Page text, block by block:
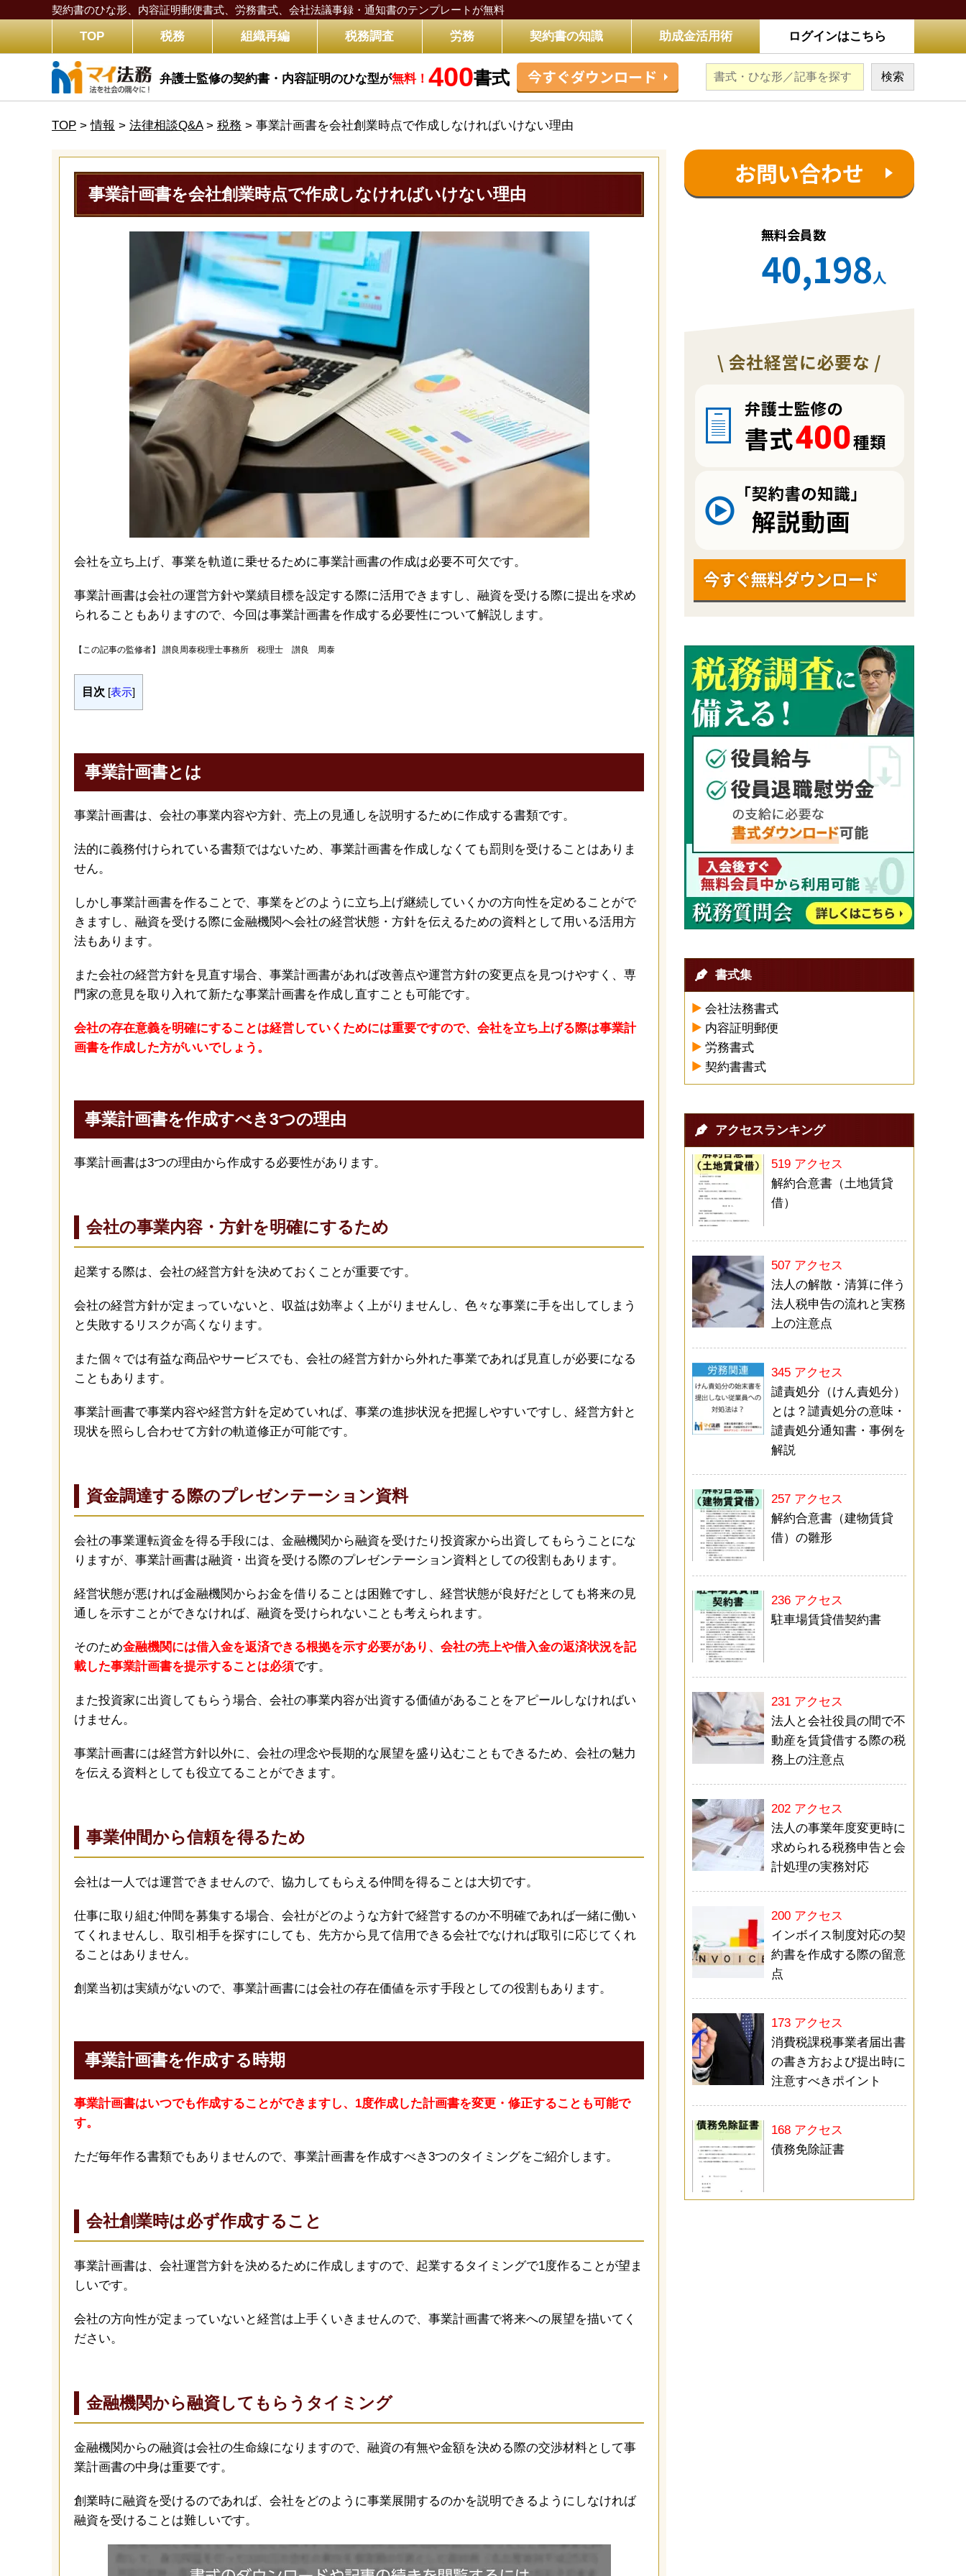
契約書のひな形、内容証明郵便書式、労務書式、 会社法議事録・通知書のテンプレートが無料
TOP 税務 組織再編 税務調査 労務 契約書の知識 助成金活用術 ログインはこちら
弁護士監修の契約書・内容証明のひな型が無料！ 400書式 今すぐダウンロード
TOP >情報 > 法律相談Q&A> 税務 > 事業計画書を会社創業時点で作成しなければいけない理由
事業計画書を会社創業時点で作成しなければいけない理由
会社を立ち上げ、事業を軌道に乗せるために事業計画書の作成は必要不可欠です。
事業計画書は会社の運営方針や業績目標を設定する際に活用できますし、融資を受ける際に提出を求め
られることもありますので、今回は事業計画書を作成する必要性について解説します。
【この記事の監修者】 讃良周泰税理士事務所 税理士 讃良 周泰
目次 [表示]
事業計画書とは
事業計画書は、会社の事業内容や方針、売上の見通しを説明するために作成する書類です。
法的に義務付けられている書類ではないため、事業計画書を作成しなくても罰則を受けることはありま
せん。
しかし事業計画書を作ることで、事業をどのように立ち上げ継続していくかの方向性を定めることがで
きますし、融資を受ける際に金融機関へ会社の経営状態・方針を伝えるための資料として用いる活用方
法もあります。
また会社の経営方針を見直す場合、事業計画書があれば改善点や運営方針の変更点を見つけやすく、専
門家の意見を取り入れて新たな事業計画書を作成し直すことも可能です。
会社の存在意義を明確にすることは経営していくためには重要ですので、会社を立ち上げる際は事業計
画書を作成した方がいいでしょう。
事業計画書を作成すべき3つの理由
事業計画書は3つの理由から作成する必要性があります。
会社の事業内容・方針を明確にするため
起業する際は、会社の経営方針を決めておくことが重要です。
会社の経営方針が定まっていないと、収益は効率よく上がりませんし、色々な事業に手を出してしまう
と失敗するリスクが高くなります。
また個々では有益な商品やサービスでも、会社の経営方針から外れた事業であれば見直しが必要になる
こともあります。
事業計画書で事業内容や経営方針を定めていれば、事業の進捗状況を把握しやすいですし、経営方針と
現状を照らし合わせて方針の軌道修正が可能です。
資金調達する際のプレゼンテーション資料
会社の事業運転資金を得る手段には、金融機関から融資を受けたり投資家から出資してもらうことにな
りますが、事業計画書は融資・出資を受ける際のプレゼンテーション資料としての役割もあります。
経営状態が悪ければ金融機関からお金を借りることは困難ですし、経営状態が良好だとしても将来の見
通しを示すことができなければ、融資を受けられないことも考えられます。
そのため金融機関には借入金を返済できる根拠を示す必要があり、会社の売上や借入金の返済状況を記
載した事業計画書を提示することは必須です。
また投資家に出資してもらう場合、会社の事業内容が出資する価値があることをアピールしなければい
けません。
事業計画書には経営方針以外に、会社の理念や長期的な展望を盛り込むこともできるため、会社の魅力
を伝える資料としても役立てることができます。
事業仲間から信頼を得るため
会社は一人では運営できませんので、協力してもらえる仲間を得ることは大切です。
仕事に取り組む仲間を募集する場合、会社がどのような方針で経営するのか不明確であれば一緒に働い
てくれませんし、取引相手を探すにしても、先方から見て信用できる会社でなければ取引に応じてくれ
ることはありません。
創業当初は実績がないので、事業計画書には会社の存在価値を示す手段としての役割もあります。
事業計画書を作成する時期
事業計画書はいつでも作成することができますし、1度作成した計画書を変更・修正することも可能で
す。
ただ毎年作る書類でもありませんので、事業計画書を作成すべき3つのタイミングをご紹介します。
会社創業時は必ず作成すること
事業計画書は、会社運営方針を決めるために作成しますので、起業するタイミングで1度作ることが望ま
しいです。
会社の方向性が定まっていないと経営は上手くいきませんので、事業計画書で将来への展望を描いてく
ださい。
金融機関から融資してもらうタイミング
金融機関からの融資は会社の生命線になりますので、融資の有無や金額を決める際の交渉材料として事
業計画書の中身は重要です。
創業時に融資を受けるのであれば、会社をどのように事業展開するのかを説明できるようにしなければ
融資を受けることは難しいです。
お問い合わせ
無料会員数
40,198人
書式集
会社法務書式
内容証明郵便
労務書式
契約書書式
アクセスランキング
519 アクセス
解約合意書（土地賃貸
借）
507 アクセス
法人の解散・清算に伴う
法人税申告の流れと実務
上の注意点
345 アクセス
譴責処分（けん責処分）
とは？譴責処分の意味・
譴責処分通知書・事例を
解説
257 アクセス
解約合意書（建物賃貸
借）の雛形
236 アクセス
駐車場賃貸借契約書
231 アクセス
法人と会社役員の間で不
動産を賃貸借する際の税
務上の注意点
202 アクセス
法人の事業年度変更時に
求められる税務申告と会
計処理の実務対応
200 アクセス
インボイス制度対応の契
約書を作成する際の留意
点
173 アクセス
消費税課税事業者届出書
の書き方および提出時に
注意すべきポイント
168 アクセス
債務免除証書